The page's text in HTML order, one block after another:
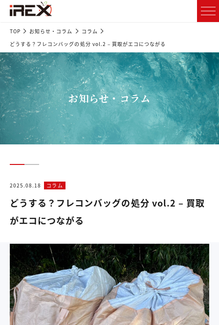
TOP お知らせ・コラム
コラム
どうする？フレコンバッグの処分 vol.2 – 買取がエコにつながる
お知らせ・コラム
2025.08.18 コラム
どうする？フレコンバッグの処分 vol.2 – 買取
がエコにつながる